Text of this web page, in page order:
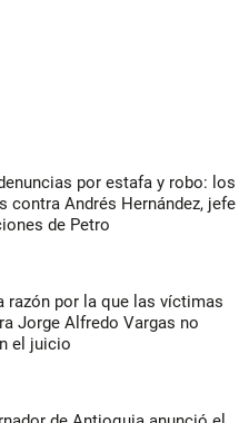
por estafa y robo: los
contra Andrés Hernández, jefe
de Petro
razón por la que las víctimas
Jorge Alfredo Vargas no
el juicio